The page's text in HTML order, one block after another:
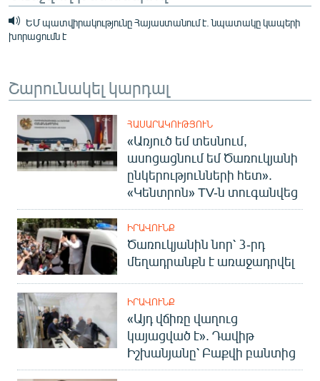
ԵՄ պատվիրակությունը Հայաստանում է. նպատակը կապերի
խորացումն է
Շարունակել կարդալ
ՀԱՍԱՐԱԿՈՒԹՅՈՒՆ
«Առյուծ եմ տեսնում,
ասոցացնում եմ Ծառուկյանի
ընկերությունների հետ».
«Կենտրոն» TV-ն տուգանվեց
ԻՐԱՎՈՒՆՔ
Ծառուկյանին նոր՝ 3-րդ
մեղադրանքն է առաջադրվել
ԻՐԱՎՈՒՆՔ
«Այդ վճիռը վաղուց
կայացված է». Դավիթ
Իշխանյանը՝ Բաքվի բանտից